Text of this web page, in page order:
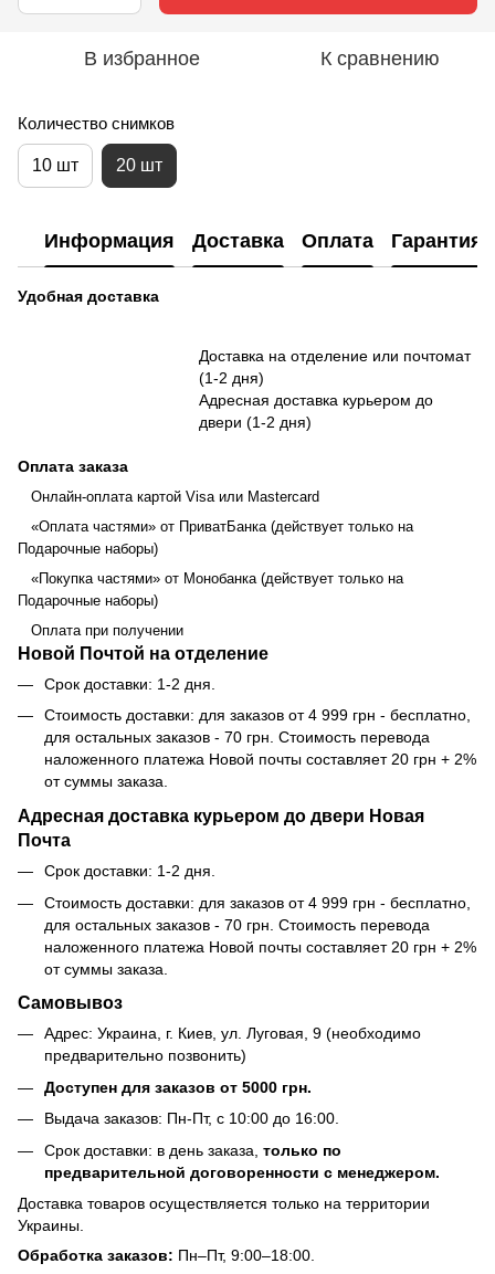
В избранное К сравнению
Количество снимков
10 шт 20 шт
Информация Доставка Оплата Гарантия
Удобная доставка
Доставка на отделение или почтомат
(1-2 дня)
Адресная доставка курьером до
двери (1-2 дня)
Оплата заказа
Онлайн-оплата картой Visa или Mastercard
«Оплата частями» от ПриватБанка (действует только на
Подарочные наборы)
«Покупка частями» от Монобанка (действует только на
Подарочные наборы)
Оплата при получении
Новой Почтой на отделение
Срок доставки: 1-2 дня.
Стоимость доставки: для заказов от 4 999 грн - бесплатно,
для остальных заказов - 70 грн. Стоимость перевода
наложенного платежа Новой почты составляет 20 грн + 2%
от суммы заказа.
Адресная доставка курьером до двери Новая
Почта
Срок доставки: 1-2 дня.
Стоимость доставки: для заказов от 4 999 грн - бесплатно,
для остальных заказов - 70 грн. Стоимость перевода
наложенного платежа Новой почты составляет 20 грн + 2%
от суммы заказа.
Самовывоз
Адрес: Украина, г. Киев, ул. Луговая, 9 (необходимо
предварительно позвонить)
Доступен для заказов от 5000 грн.
Выдача заказов: Пн-Пт, с 10:00 до 16:00.
Срок доставки: в день заказа, только по
предварительной договоренности с менеджером.
Доставка товаров осуществляется только на территории
Украины.
Обработка заказов: Пн–Пт, 9:00–18:00.